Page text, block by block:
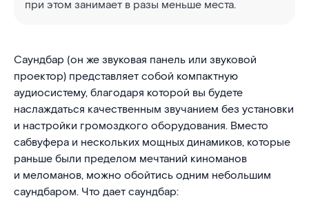
при этом занимает в разы меньше места.
Саундбар (он же звуковая панель или звуковой
проектор) представляет собой компактную
аудиосистему, благодаря которой вы будете
наслаждаться качественным звучанием без установки
и настройки громоздкого оборудования. Вместо
сабвуфера и нескольких мощных динамиков, которые
раньше были пределом мечтаний киноманов
и меломанов, можно обойтись одним небольшим
саундбаром. Что дает саундбар: